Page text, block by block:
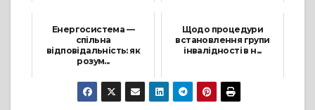
Енергосистема —
спільна
відповідальність: як
розум...
21 Січня, 2026
Щодо процедури
встановлення групи
інвалідності в н...
23 Грудня, 2024